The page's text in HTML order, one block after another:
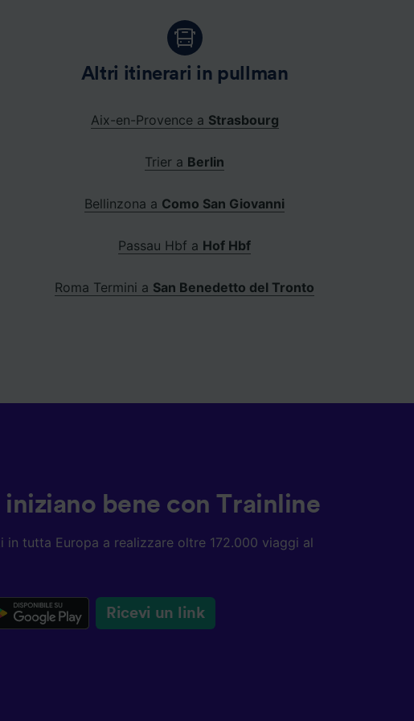
Altri itinerari in pullman
Aix-en-Provence a Strasbourg
Trier a Berlin
Bellinzona a Como San Giovanni
Passau Hbf a Hof Hbf
Roma Termini a San Benedetto del Tronto
iniziano bene con Trainline
in tutta Europa a realizzare oltre 172.000 viaggi al
Ricevi un link